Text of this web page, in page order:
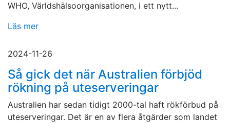
WHO, Världshälsoorganisationen, i ett nytt...
Läs mer
2024-11-26
Så gick det när Australien förbjöd
rökning på uteserveringar
Australien har sedan tidigt 2000-tal haft rökförbud på
uteserveringar. Det är en av flera åtgärder som landet